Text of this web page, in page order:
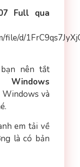
Full qua
file/d/
nên tắt
Windows
và
em tải về
là có bản